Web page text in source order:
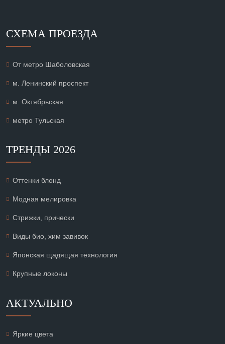
СХЕМА ПРОЕЗДА
От метро Шаболовская
м. Ленинский проспект
м. Октябрьская
метро Тульская
ТРЕНДЫ 2026
Оттенки блонд
Модная мелировка
Стрижки, прически
Виды био, хим завивок
Японская щадящая технология
Крупные локоны
АКТУАЛЬНО
Яркие цвета